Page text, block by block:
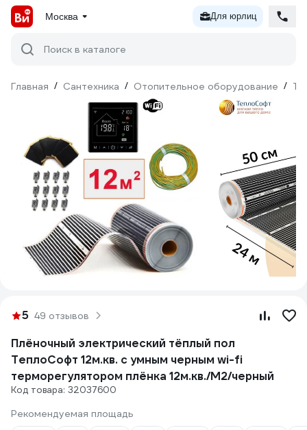
Москва Для юрлиц
Поиск в каталоге
Главная / Сантехника / Отопительное оборудование /
5 49 отзывов
Плёночный электрический тёплый пол
ТеплоСофт 12м.кв. с умным черным wi-fi
терморегулятором плёнка 12м.кв./М2/черный
Код товара: 32037600
Рекомендуемая площадь